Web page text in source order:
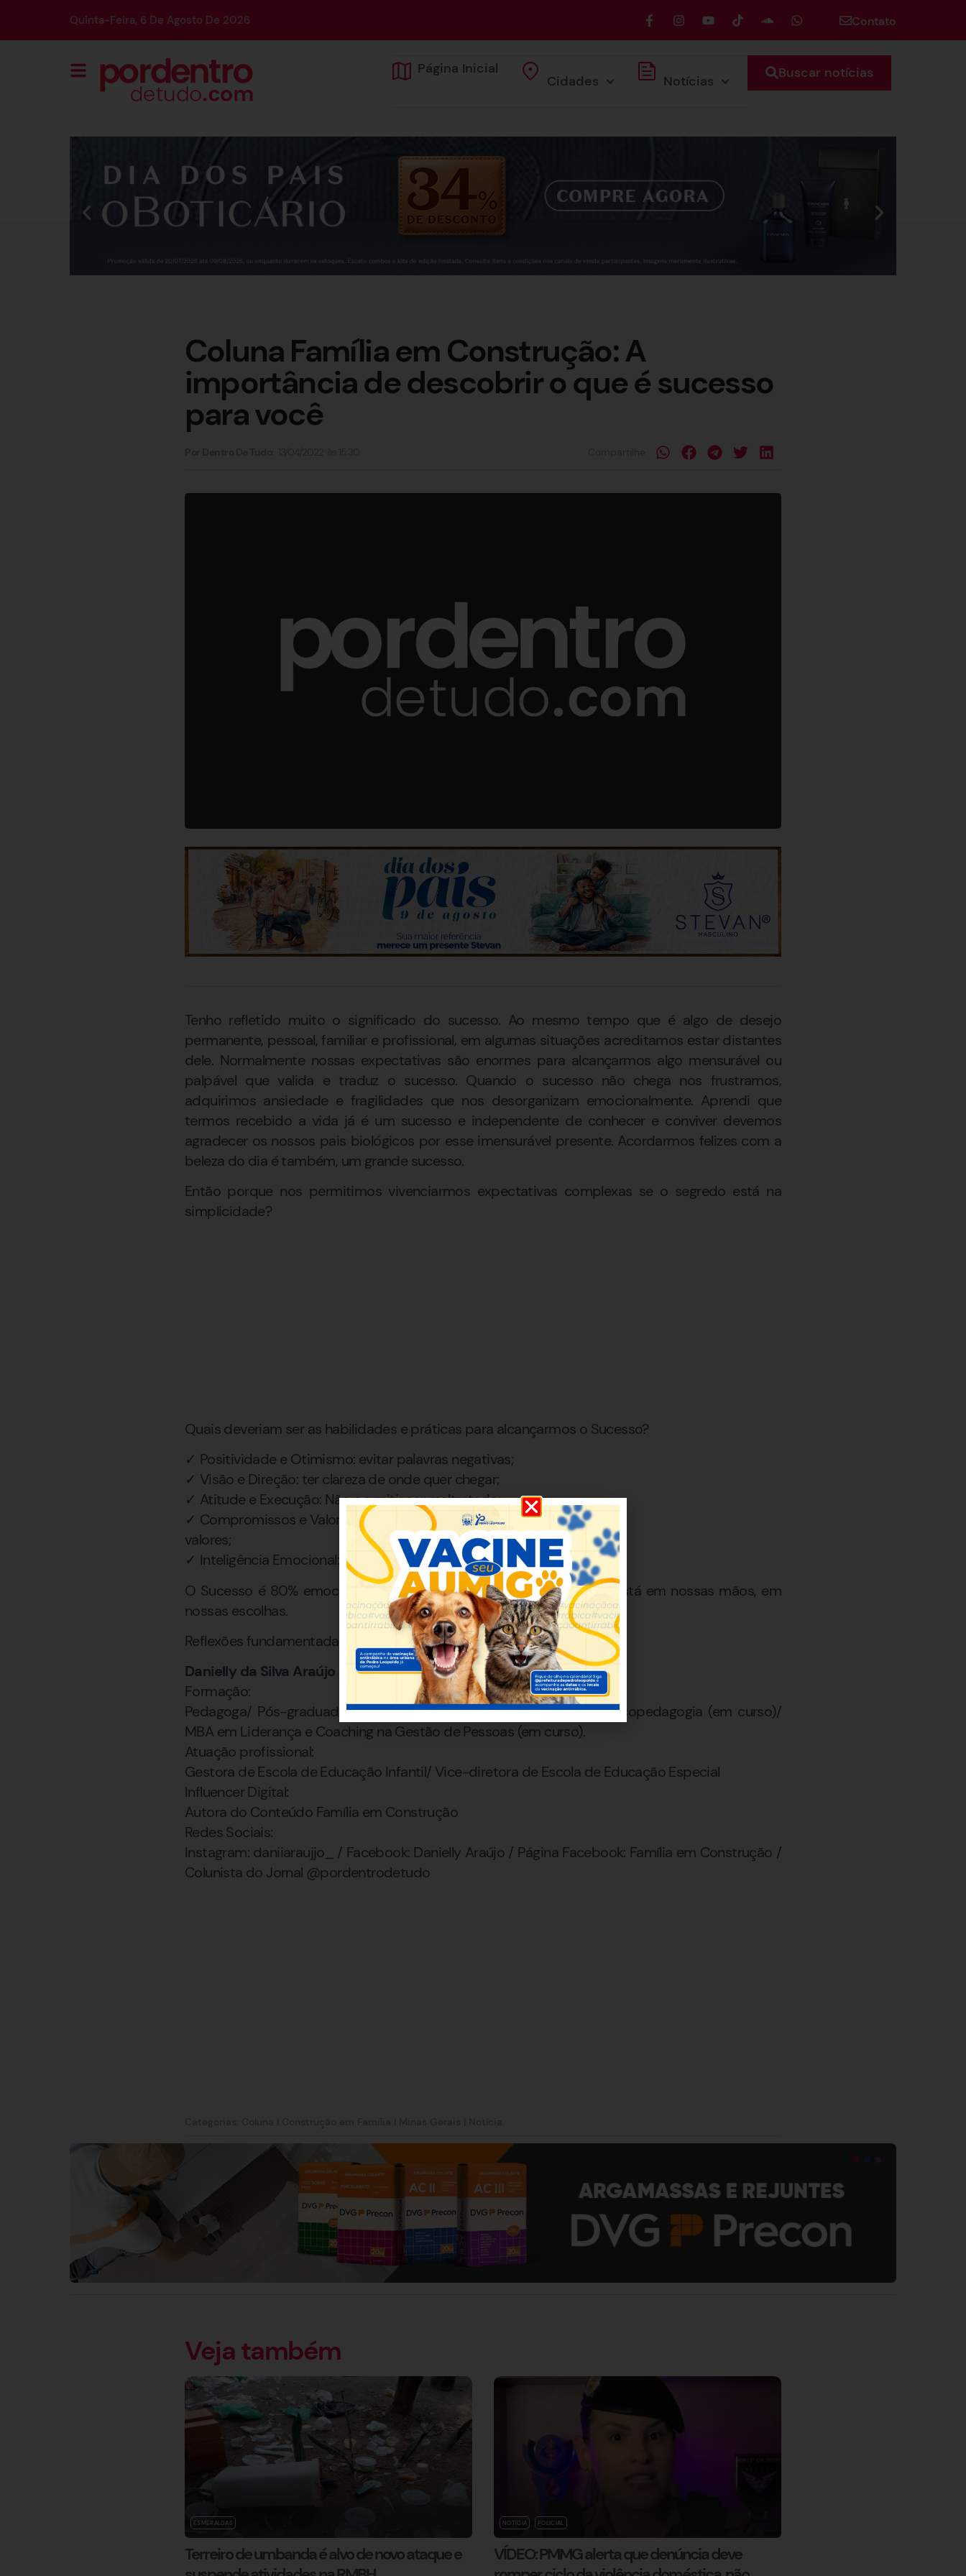
Quinta-Feira, 6 De Agosto De 2026 Contato
Página Inicial
Cidades Notícias Buscar notícias
Coluna Família em Construção: A
importância de descobrir o que é sucesso
para você
Tenho refletido muito o significado do sucesso. Ao mesmo tempo que é algo de desejo
permanente, pessoal, familiar e profissional, em algumas situações acreditamos estar distantes
dele. Normalmente nossas expectativas são enormes para alcançarmos algo mensurável ou
palpável que valida e traduz o sucesso. Quando o sucesso não chega nos frustramos,
adquirimos ansiedade e fragilidades que nos desorganizam emocionalmente. Aprendi que
termos recebido a vida já é um sucesso e independente de conhecer e conviver devemos
agradecer os nossos pais biológicos por esse imensurável presente. Acordarmos felizes com a
beleza do dia é também, um grande sucesso.
Então porque nos permitimos vivenciarmos expectativas complexas se o segredo está na
simplicidade?
Quais deveriam ser as habilidades e práticas para alcançarmos o Sucesso?
✓ Positividade e Otimismo: evitar palavras negativas;
✓ Visão e Direção: ter clareza de onde quer chegar;
✓ Atitude e Execução: Não permitir ser maltratado;
✓ Compromissos e Valores: definir a prioridade dos
valores;
✓ Inteligência Emocional: buscar a paz interior.
O Sucesso é 80% emocional e 20% mecânico, portanto o segredo está em nossas mãos, em
nossas escolhas.
Reflexões fundamentadas em reuniões com Roberta Néri.
Danielly da Silva Araújo
Formação:
Pedagoga/ Pós-graduada em Gestão das Organizações Sociais/ Psicopedagogia (em curso)/
MBA em Liderança e Coaching na Gestão de Pessoas (em curso).
Atuação profissional:
Gestora de Escola de Educação Infantil/ Vice-diretora de Escola de Educação Especial
Influencer Digital:
Autora do Conteúdo Família em Construção
Redes Sociais:
Instagram: daniiaraujjo_ / Facebook: Danielly Araújo / Página Facebook: Família em Construção /
Colunista do Jornal @pordentrodetudo
Veja também
ESMERALDAS
Terreiro de umbanda é alvo de novo ataque e
NOTÍCIA POLICIAL
VÍDEO: PMMG alerta que denúncia deve